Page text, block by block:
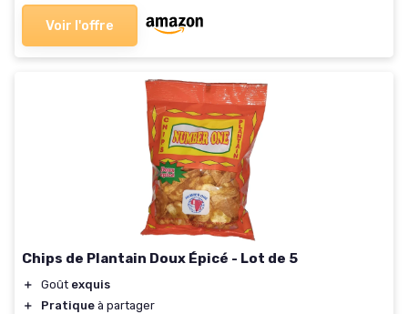
Voir l'offre
Chips de Plantain Doux Épicé - Lot de 5
＋ Goût exquis
＋
Pratique à partager